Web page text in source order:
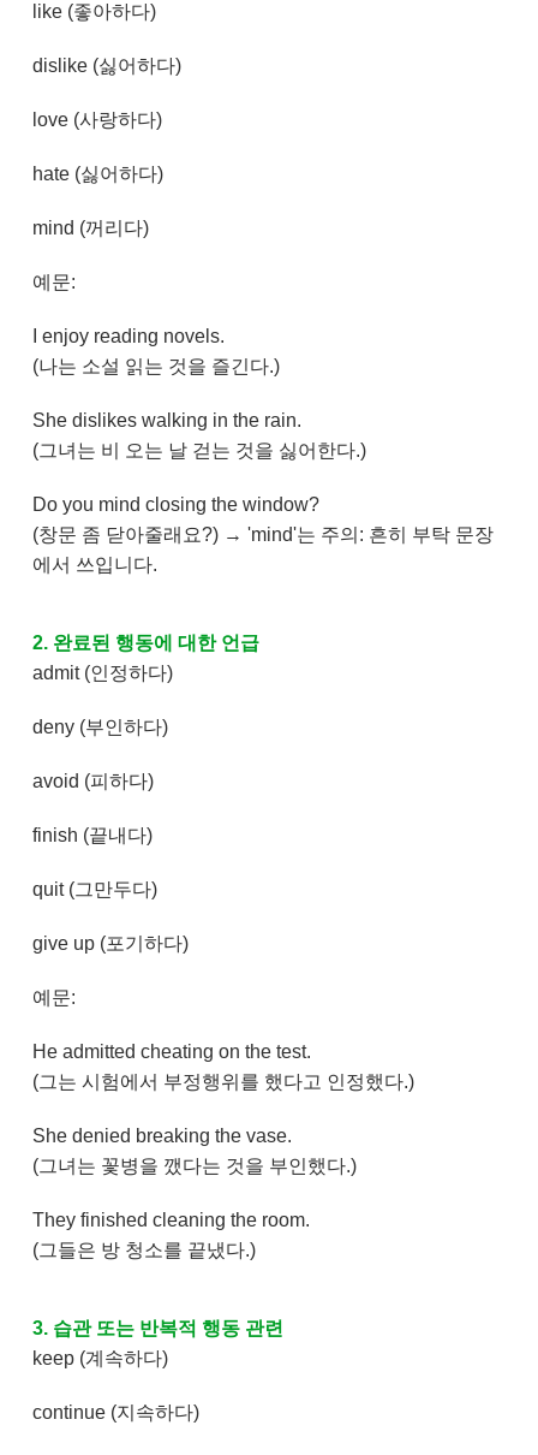
like (좋아하다)
dislike (싫어하다)
love (사랑하다)
hate (싫어하다)
mind (꺼리다)
예문:
I enjoy reading novels.
(나는 소설 읽는 것을 즐긴다.)
She dislikes walking in the rain.
(그녀는 비 오는 날 걷는 것을 싫어한다.)
Do you mind closing the window?
(창문 좀 닫아줄래요?) → 'mind'는 주의: 흔히 부탁 문장
에서 쓰입니다.
2. 완료된 행동에 대한 언급
admit (인정하다)
deny (부인하다)
avoid (피하다)
finish (끝내다)
quit (그만두다)
give up (포기하다)
예문:
He admitted cheating on the test.
(그는 시험에서 부정행위를 했다고 인정했다.)
She denied breaking the vase.
(그녀는 꽃병을 깼다는 것을 부인했다.)
They finished cleaning the room.
(그들은 방 청소를 끝냈다.)
3. 습관 또는 반복적 행동 관련
keep (계속하다)
continue (지속하다)